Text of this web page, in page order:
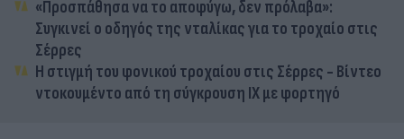
«Προσπάθησα να το αποφύγω, δεν πρόλαβα»:
Συγκινεί ο οδηγός της νταλίκας για το τροχαίο στις
Σέρρες
Η στιγμή του φονικού τροχαίου στις Σέρρες - Βίντεο
ντοκουμέντο από τη σύγκρουση ΙΧ με φορτηγό